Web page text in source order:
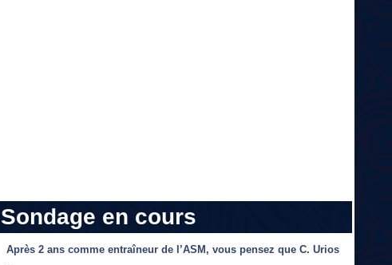
Sondage en cours
Après 2 ans comme entraîneur de l’ASM, vous pensez que C. Urios